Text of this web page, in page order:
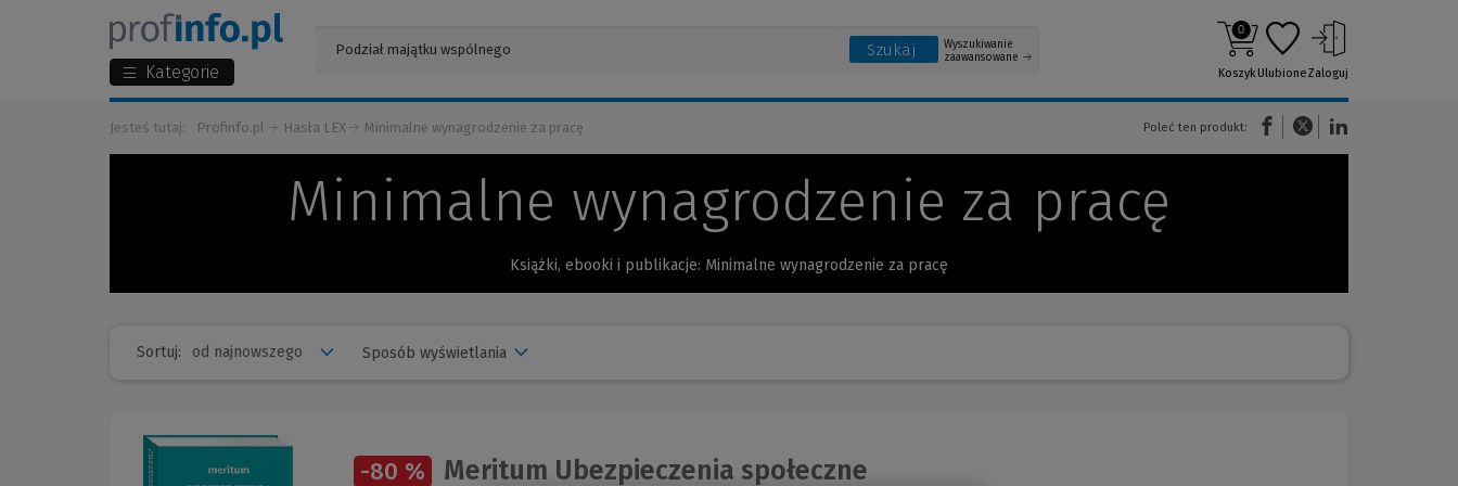
Kategorie
Szukaj
Wyszukiwanie
zaawansowane
0
KoszykUlubioneZaloguj
Jesteś tutaj: Profinfo.pl Hasła LEX Minimalne wynagrodzenie za pracę Poleć ten produkt:
(Nowe okno)(Link do innej strony)
Minimalne wynagrodzenie za pracę
Książki, ebooki i publikacje: Minimalne wynagrodzenie za pracę
Sortuj: Sposób wyświetlania
-80 % Meritum Ubezpieczenia społeczne